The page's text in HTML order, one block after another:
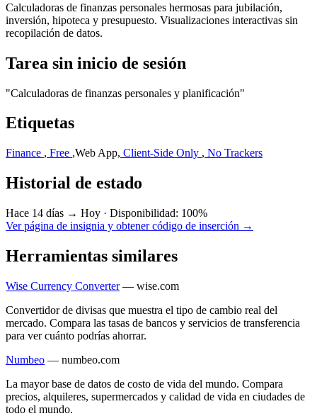
Calculadoras de finanzas personales hermosas para jubilación,
inversión, hipoteca y presupuesto. Visualizaciones interactivas sin
recopilación de datos.
Tarea sin inicio de sesión
"Calculadoras de finanzas personales y planificación"
Etiquetas
Finance , Free ,Web App, Client-Side Only , No Trackers
Historial de estado
Hace 14 días → Hoy · Disponibilidad: 100%
Ver página de insignia y obtener código de inserción →
Herramientas similares
Wise Currency Converter — wise.com
Convertidor de divisas que muestra el tipo de cambio real del
mercado. Compara las tasas de bancos y servicios de transferencia
para ver cuánto podrías ahorrar.
Numbeo — numbeo.com
La mayor base de datos de costo de vida del mundo. Compara
precios, alquileres, supermercados y calidad de vida en ciudades de
todo el mundo.